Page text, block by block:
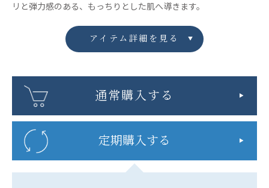
リと弾力感のある、もっちりとした肌へ導きます。
アイテム詳細を見る
通常購入する
定期購入する